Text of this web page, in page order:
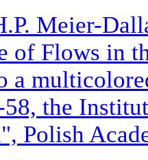
Meier-
of Flows in
a
the
Polish